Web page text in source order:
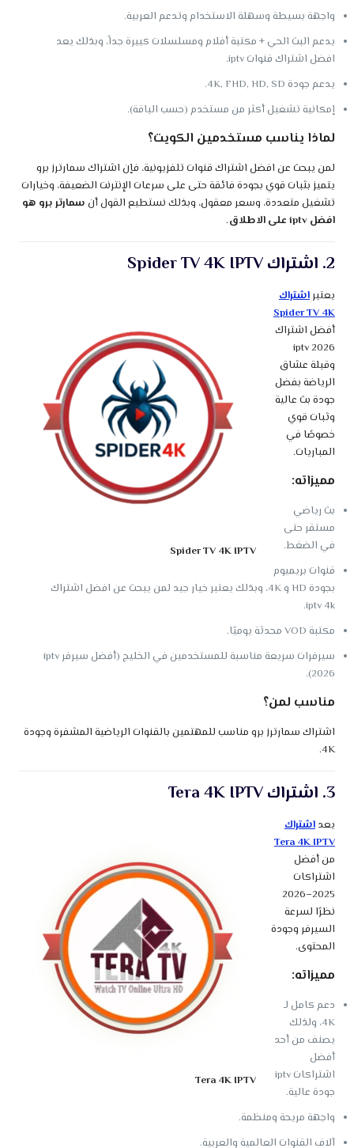
واجهة بسيطة وسهلة الاستخدام وتدعم العربية.
يدعم البث الحي + مكتبة أفلام ومسلسلات كبيرة جداً، وبذلك يعد
افضل اشتراك قنوات iptv.
يدعم جودة 4K, FHD, HD, SD.
إمكانية تشغيل أكثر من مستخدم (حسب الباقة).
لماذا يناسب مستخدمين الكويت؟
لمن يبحث عن افضل اشتراك قنوات تلفزيونية، فإن اشتراك سمارترز برو
يتميز بثبات قوي بجودة فائقة حتى على سرعات الإنترنت الضعيفة، وخيارات
تشغيل متعددة، وسعر معقول، وبذلك نستطيع القول أن سمارتر برو هو
افضل iptv على الاطلاق
.
2. اشتراك Spider TV 4K IPTV
Spider TV 4K IPTV
يعتبراشتراك
Spider TV 4K
أفضل اشتراك
iptv 2026
وقبلة عشاق
الرياضة بفضل
جودة بث عالية
وثبات قوي
خصوصًا في
المباريات.
مميزاته:
بث رياضي
مستقر حتى
في الضغط.
قنوات بريميوم
بجودة HD و 4K، وبذلك يعتبر خيار جيد لمن يبحث عن افضل اشتراك
iptv 4k.
مكتبة VOD محدثة يوميًا.
سيرفرات سريعة مناسبة للمستخدمين في الخليج (أفضل سيرفر iptv
2026).
مناسب لمن؟
اشتراك سمارترز برو مناسب للمهتمين بالقنوات الرياضية المشفرة وجودة
4K.
3. اشتراك Tera 4K IPTV
Tera 4K IPTV
يعداشتراك
Tera 4K IPTV
من أفضل
اشتراكات
2025–2026
نظرًا لسرعة
السيرفر وجودة
المحتوى.
مميزاته:
دعم كامل لـ
4K، ولذلك
يصنف من أحد
أفضل
اشتراكات iptv
جودة عالية.
واجهة مريحة ومنظمة.
آلاف القنوات العالمية والعربية.